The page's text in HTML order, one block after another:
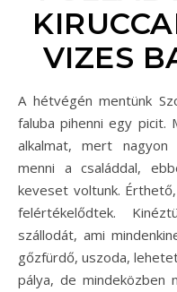
VIZES
A hétvégén mentünk Szombathely mellé egy kedves kis
faluba pihenni egy picit.
alkalmat, mert
menni a családdal,
keveset voltunk.
felértékelődtek.
szállodát, ami
gőzfürdő, uszoda,
pálya, de mindeközben